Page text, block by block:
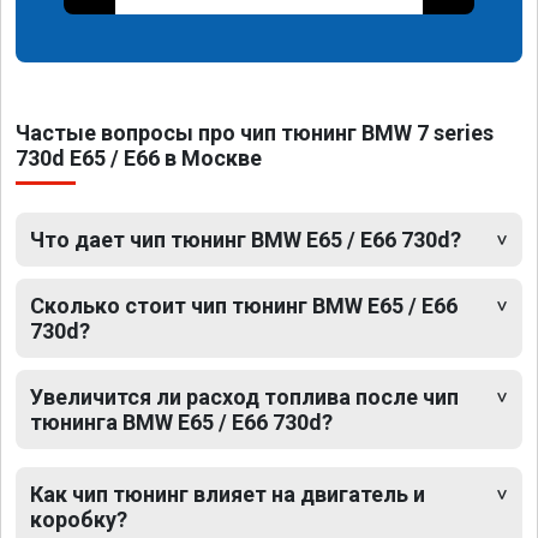
Частые вопросы про чип тюнинг BMW 7 series
730d E65 / E66 в Москве
Что дает чип тюнинг BMW E65 / E66 730d?
Сколько стоит чип тюнинг BMW E65 / E66
730d?
Увеличится ли расход топлива после чип
тюнинга BMW E65 / E66 730d?
Как чип тюнинг влияет на двигатель и
коробку?